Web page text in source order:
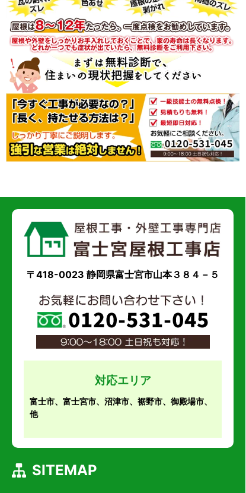
〒418-0023 静岡県富士宮市山本３８４－５
対応エリア
富士市、富士宮市、沼津市、裾野市、御殿場市、
他
SITEMAP